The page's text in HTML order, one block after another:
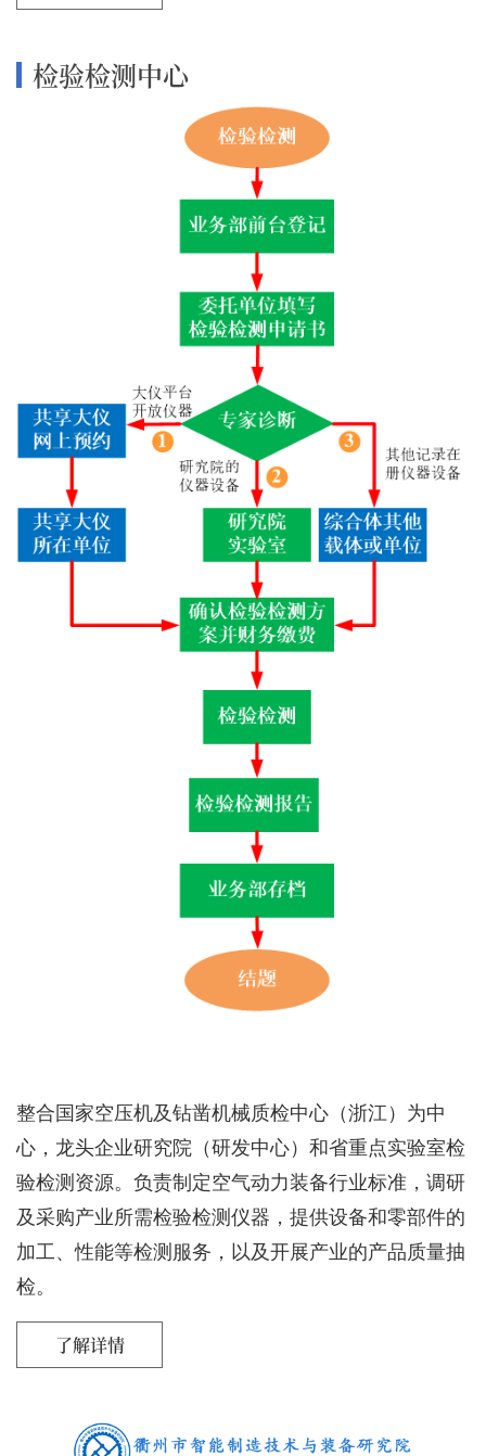
检验检测中心
整合国家空压机及钻凿机械质检中心（浙江）为中
心，龙头企业研究院（研发中心）和省重点实验室检
验检测资源。负责制定空气动力装备行业标准，调研
及采购产业所需检验检测仪器，提供设备和零部件的
加工、性能等检测服务，以及开展产业的产品质量抽
检。
了解详情